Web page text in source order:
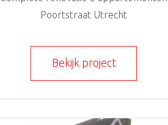
Poortstraat Utrecht
Bekijk project